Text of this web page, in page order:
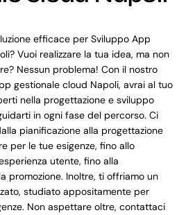
efficace per Sviluppo App
Vuoi realizzare la tua idea, ma non
Nessun problema! Con il nostro
gestionale cloud Napoli, avrai al tuo
nella progettazione e sviluppo
in ogni fase del percorso. Ci
pianificazione alla progettazione
per le tue esigenze, fino allo
utente, fino alla
promozione. Inoltre, ti offriamo un
studiato appositamente per
Non aspettare oltre, contattaci